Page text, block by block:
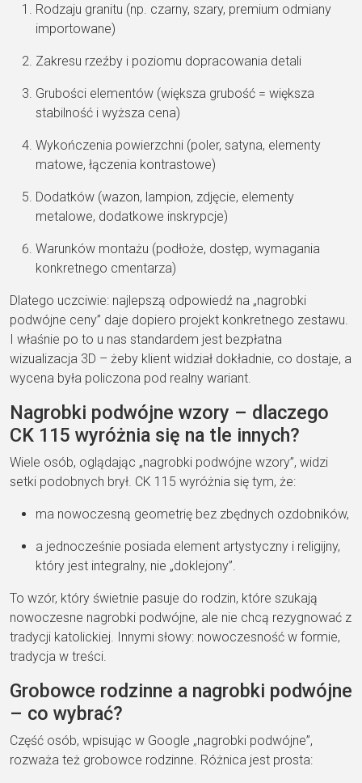
Rodzaju granitu (np. czarny, szary, premium odmiany
importowane)
Zakresu rzeźby i poziomu dopracowania detali
Grubości elementów (większa grubość = większa
stabilność i wyższa cena)
Wykończenia powierzchni (poler, satyna, elementy
matowe, łączenia kontrastowe)
Dodatków (wazon, lampion, zdjęcie, elementy
metalowe, dodatkowe inskrypcje)
Warunków montażu (podłoże, dostęp, wymagania
konkretnego cmentarza)
Dlatego uczciwie: najlepszą odpowiedź na „nagrobki
podwójne ceny” daje dopiero projekt konkretnego zestawu.
I właśnie po to u nas standardem jest bezpłatna
wizualizacja 3D – żeby klient widział dokładnie, co dostaje, a
wycena była policzona pod realny wariant.
Nagrobki podwójne wzory – dlaczego
CK 115 wyróżnia się na tle innych?
Wiele osób, oglądając „nagrobki podwójne wzory”, widzi
setki podobnych brył. CK 115 wyróżnia się tym, że:
ma nowoczesną geometrię bez zbędnych ozdobników,
a jednocześnie posiada element artystyczny i religijny,
który jest integralny, nie „doklejony”.
To wzór, który świetnie pasuje do rodzin, które szukają
nowoczesne nagrobki podwójne, ale nie chcą rezygnować z
tradycji katolickiej. Innymi słowy: nowoczesność w formie,
tradycja w treści.
Grobowce rodzinne a nagrobki podwójne
– co wybrać?
Część osób, wpisując w Google „nagrobki podwójne”,
rozważa też grobowce rodzinne. Różnica jest prosta: